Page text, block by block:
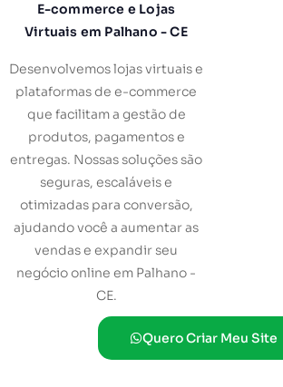
E-commerce e Lojas
Virtuais em Palhano - CE
Desenvolvemos lojas virtuais e
plataformas de e-commerce
que facilitam a gestão de
produtos, pagamentos e
entregas. Nossas soluções são
seguras, escaláveis e
otimizadas para conversão,
ajudando você a aumentar as
vendas e expandir seu
negócio online em Palhano -
CE.
Quero Criar Meu Site